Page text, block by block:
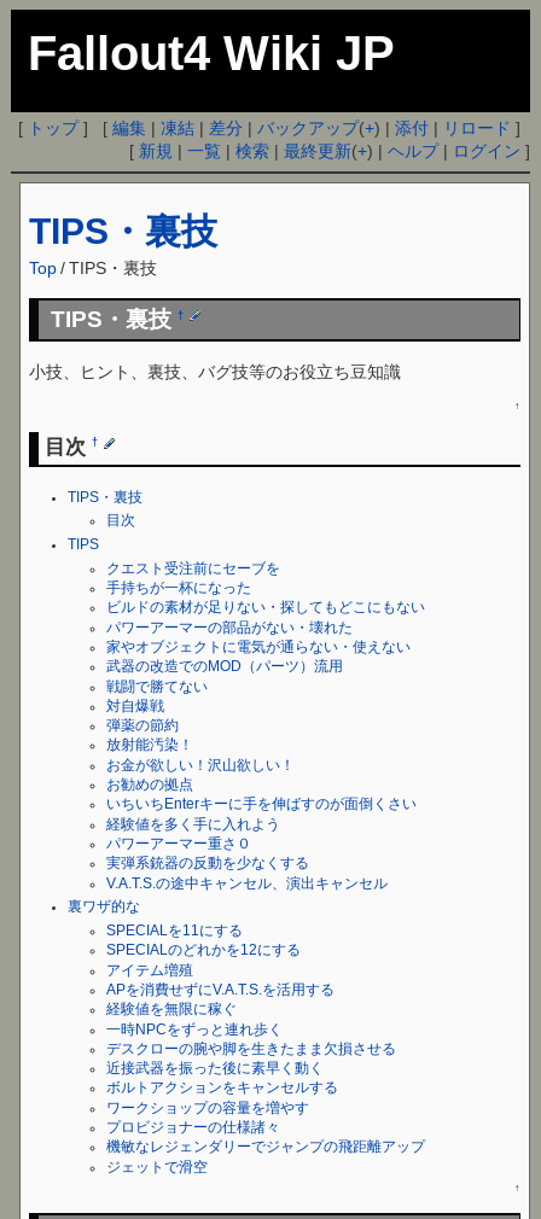
Fallout4 Wiki JP
[ トップ] [編集 |凍結 | 差分 |バックアップ(+) |添付 | リロード ]
[ 新規 |一覧 |検索 |最終更新(+) |ヘルプ| ログイン ]
TIPS・裏技
Top /TIPS・裏技
TIPS・裏技†
小技、ヒント、裏技、バグ技等のお役立ち豆知識
↑
目次†
TIPS・裏技
目次
TIPS
クエスト受注前にセーブを
手持ちが一杯になった
ビルドの素材が足りない・探してもどこにもない
パワーアーマーの部品がない・壊れた
家やオブジェクトに電気が通らない・使えない
武器の改造でのMOD（パーツ）流用
戦闘で勝てない
対自爆戦
弾薬の節約
放射能汚染！
お金が欲しい！沢山欲しい！
お勧めの拠点
いちいちEnterキーに手を伸ばすのが面倒くさい
経験値を多く手に入れよう
パワーアーマー重さ０
実弾系銃器の反動を少なくする
V.A.T.S.の途中キャンセル、演出キャンセル
裏ワザ的な
SPECIALを11にする
SPECIALのどれかを12にする
アイテム増殖
APを消費せずにV.A.T.S.を活用する
経験値を無限に稼ぐ
一時NPCをずっと連れ歩く
デスクローの腕や脚を生きたまま欠損させる
近接武器を振った後に素早く動く
ボルトアクションをキャンセルする
ワークショップの容量を増やす
プロビジョナーの仕様諸々
機敏なレジェンダリーでジャンプの飛距離アップ
ジェットで滑空
↑